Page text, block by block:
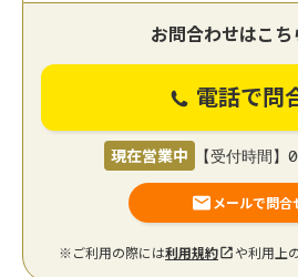
お問合わせはこち
電話で問
現在営業中 【受付時間
メールで問合
※ご利用の際には利用規約 や利用上